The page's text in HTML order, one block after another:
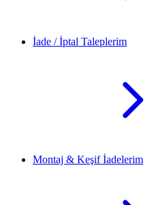
İade / İptal Taleplerim
Montaj & Keşif İadelerim